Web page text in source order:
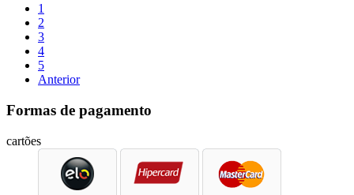
1
2
3
4
5
Anterior
Formas de pagamento
cartões